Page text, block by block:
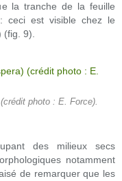
la tranche de la feuille
ceci est visible chez le
(fig. 9).
photo : E. Force).
des milieux secs
notamment
de remarquer que les